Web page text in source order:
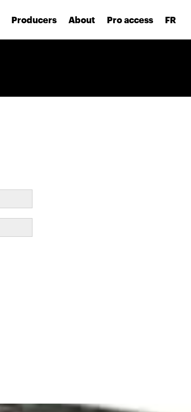
Producers About Pro access FR